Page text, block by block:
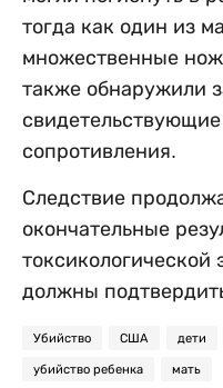
тогда как один из
множественные
также обнаружили
сопротивления.
Следствие
окончательные
токсикологической
должны
Убийство США дети
убийство ребенка мать